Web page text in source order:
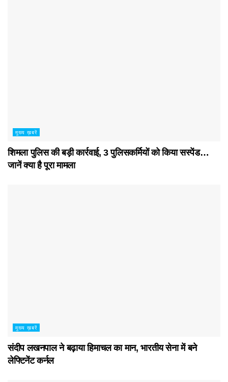
मुख्य ख़बरें
शिमला पुलिस की बड़ी कार्रवाई, 3 पुलिसकर्मियों को किया सस्पेंड…
जानें क्या है पूरा मामला
मुख्य ख़बरें
संदीप लखनपाल ने बढ़ाया हिमाचल का मान, भारतीय सेना में बने
लेफ्टिनेंट कर्नल